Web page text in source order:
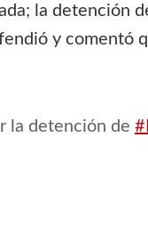
la detención
y comentó
la detención de